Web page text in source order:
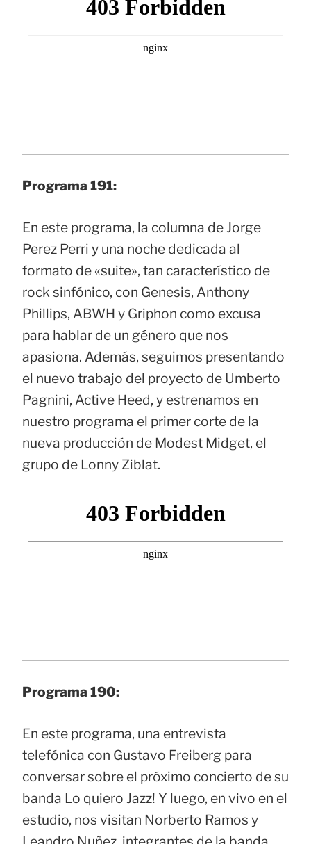
Programa 191:
En este programa, la columna de Jorge
Perez Perri y una noche dedicada al
formato de «suite», tan característico de
rock sinfónico, con Genesis, Anthony
Phillips, ABWH y Griphon como excusa
para hablar de un género que nos
apasiona. Además, seguimos presentando
el nuevo trabajo del proyecto de Umberto
Pagnini, Active Heed, y estrenamos en
nuestro programa el primer corte de la
nueva producción de Modest Midget, el
grupo de Lonny Ziblat.
Programa 190:
En este programa, una entrevista
telefónica con Gustavo Freiberg para
conversar sobre el próximo concierto de su
banda Lo quiero Jazz! Y luego, en vivo en el
estudio, nos visitan Norberto Ramos y